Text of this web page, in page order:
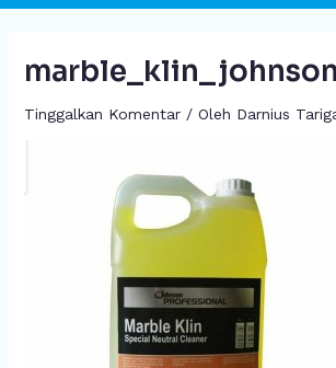
marble_klin_johnson
Tinggalkan Komentar / Oleh Darnius